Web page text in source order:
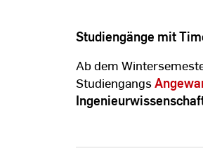
Studiengänge mit
Ab dem
Studiengangs